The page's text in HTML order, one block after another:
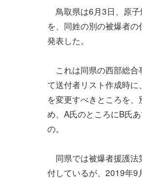
鳥取県は6月3日、原
を、同姓の別の被爆者
発表した。
これは同県の西部総合
て送付者リスト作成時
を変更すべきところを
め、A氏のところにB氏
の。
同県では被爆者援護法
付しているが、2019年9